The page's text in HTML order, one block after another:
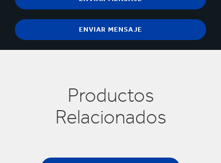
Productos
Relacionados